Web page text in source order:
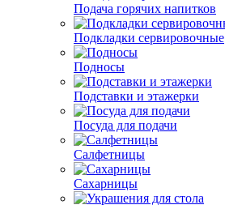
Подача горячих напитков
Подкладки сервировочные
Подносы
Подставки и этажерки
Посуда для подачи
Салфетницы
Сахарницы